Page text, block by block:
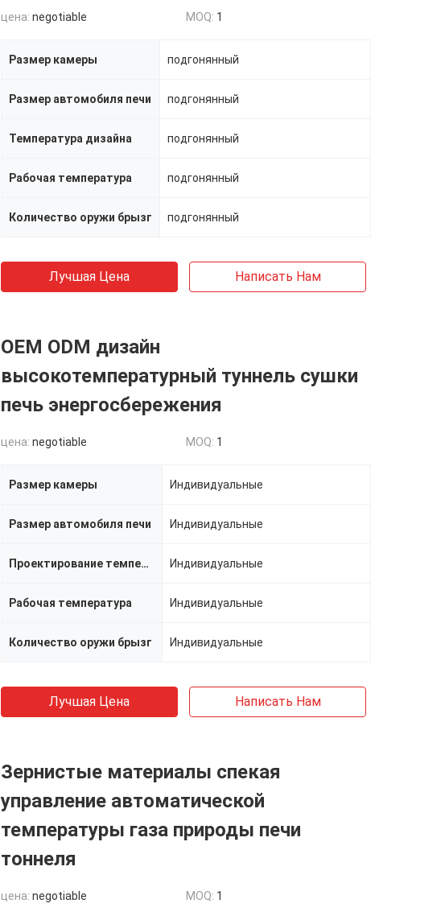
цена: negotiable MOQ: 1
Размер камеры подгонянный
Размер автомобиля печи подгонянный
Температура дизайна подгонянный
Рабочая температура подгонянный
Количество оружи брызг подгонянный
Лучшая Цена Написать Нам
OEM ODM дизайн
высокотемпературный туннель сушки
печь энергосбережения
цена: negotiable MOQ: 1
Размер камеры Индивидуальные
Размер автомобиля печи Индивидуальные
Проектирование температуры Индивидуальные
Рабочая температура Индивидуальные
Количество оружи брызг Индивидуальные
Лучшая Цена Написать Нам
Зернистые материалы спекая
управление автоматической
температуры газа природы печи
тоннеля
цена: negotiable MOQ: 1